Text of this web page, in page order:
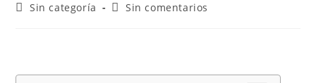
Sin categoría
Sin comentarios